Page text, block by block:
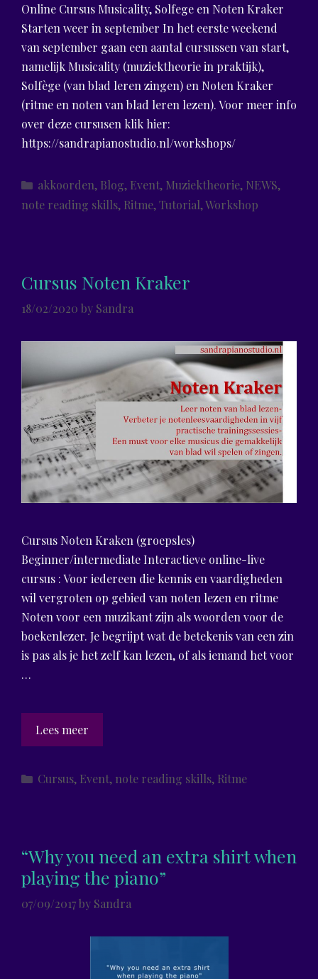
Online Cursus Musicality, Solfege en Noten Kraker
Starten weer in september In het eerste weekend
van september gaan een aantal cursussen van start,
namelijk Musicality (muziektheorie in praktijk),
Solfège (van blad leren zingen) en Noten Kraker
(ritme en noten van blad leren lezen). Voor meer info
over deze cursusen klik hier:
https://sandrapianostudio.nl/workshops/
Categories
akkoorden, Blog, Event, Muziektheorie, NEWS,
note reading skills, Ritme, Tutorial,Workshop
Cursus Noten Kraker
18/02/2020 by Sandra
Cursus Noten Kraken (groepsles)
Beginner/intermediate Interactieve online-live
cursus : Voor iedereen die kennis en vaardigheden
wil vergroten op gebied van noten lezen en ritme
Noten voor een muzikant zijn als woorden voor de
boekenlezer. Je begrijpt wat de betekenis van een zin
is pas als je het zelf kan lezen, of als iemand het voor
…
Lees meer
Noten
Categories
Cursus, Event, note reading skills, Ritme
“Why you need an extra shirt when
playing the piano”
07/09/2017by Sandra